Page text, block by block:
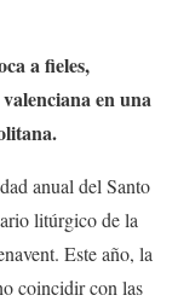
a fieles,
en una
anual del Santo
litúrgico de la
Este año, la
coincidir con las